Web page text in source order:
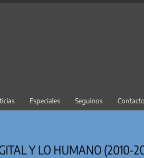
Especiales Seguinos Contacto
Y LO HUMANO (2010-